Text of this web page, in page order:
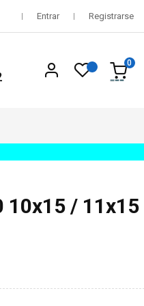
Entrar Registrarse
0
/ 11x15